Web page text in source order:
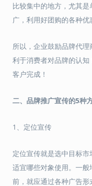
比较集中的地方，尤其
广，利用好团购的各种优
所以，企业鼓励品牌代
利于消费者对品牌的认
客户完成！
二、品牌推广宣传的5种
1、定位宣传
定位宣传就是选中目标
适宜哪些对象使用。一
前，就应通过各种广告形